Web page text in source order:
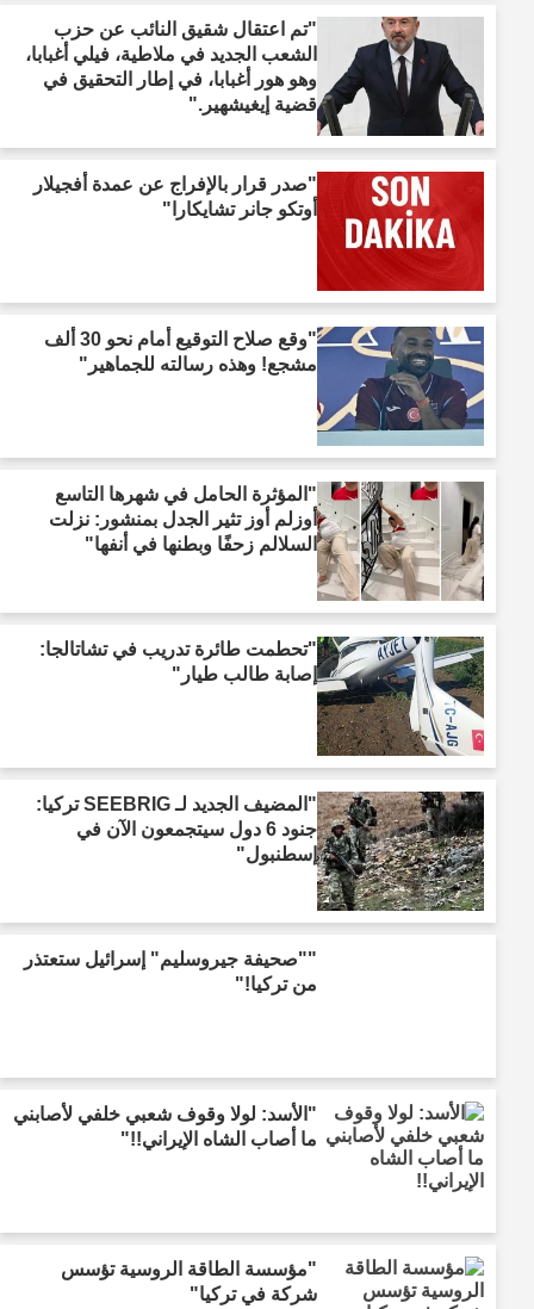
"تم اعتقال شقيق النائب عن حزب
الشعب الجديد في ملاطية، فيلي أغبابا،
وهو هور أغبابا، في إطار التحقيق في
قضية إيغيشهير."
"صدر قرار بالإفراج عن عمدة أفجيلار
أوتكو جانر تشايكارا"
"وقع صلاح التوقيع أمام نحو 30 ألف
مشجع! وهذه رسالته للجماهير"
"المؤثرة الحامل في شهرها التاسع
أوزلم أوز تثير الجدل بمنشور: نزلت
السلالم زحفًا وبطنها في أنفها"
"تحطمت طائرة تدريب في تشاتالجا:
إصابة طالب طيار"
"المضيف الجديد لـ SEEBRIG تركيا:
جنود 6 دول سيتجمعون الآن في
إسطنبول"
""صحيفة جيروسليم" إسرائيل ستعتذر
من تركيا!"
"الأسد: لولا وقوف شعبي خلفي لأصابني
ما أصاب الشاه الإيراني!!"
"مؤسسة الطاقة الروسية تؤسس
شركة في تركيا"